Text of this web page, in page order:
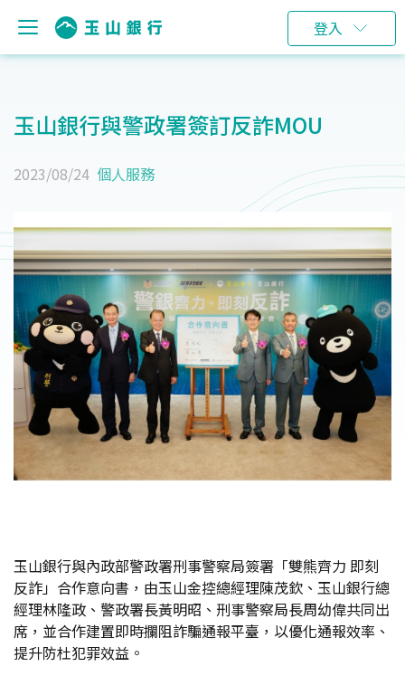
登入
玉山銀行與警政署簽訂反詐MOU
2023/08/24 個人服務
玉山銀行與內政部警政署刑事警察局簽署「雙熊齊力 即刻
反詐」合作意向書，由玉山金控總經理陳茂欽、玉山銀行總
經理林隆政、警政署長黃明昭、刑事警察局長周幼偉共同出
席，並合作建置即時攔阻詐騙通報平臺，以優化通報效率、
提升防杜犯罪效益。